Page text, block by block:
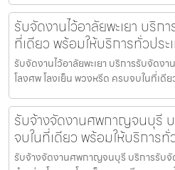
รับจัดงานไว้อาลัยพะเยา บริ
ที่เดียว พร้อมให้บริการทั่วประ
รับจัดงานไว้อาลัยพะเยา บริการรับจัดง
โลงศพ โลงเย็น พวงหรีด ครบจบในที่เดี
รับจ้างจัดงานศพกาญจนบุรี
จบในที่เดียว พร้อมให้บริการทั่
รับจ้างจัดงานศพกาญจนบุรี บริการรับ